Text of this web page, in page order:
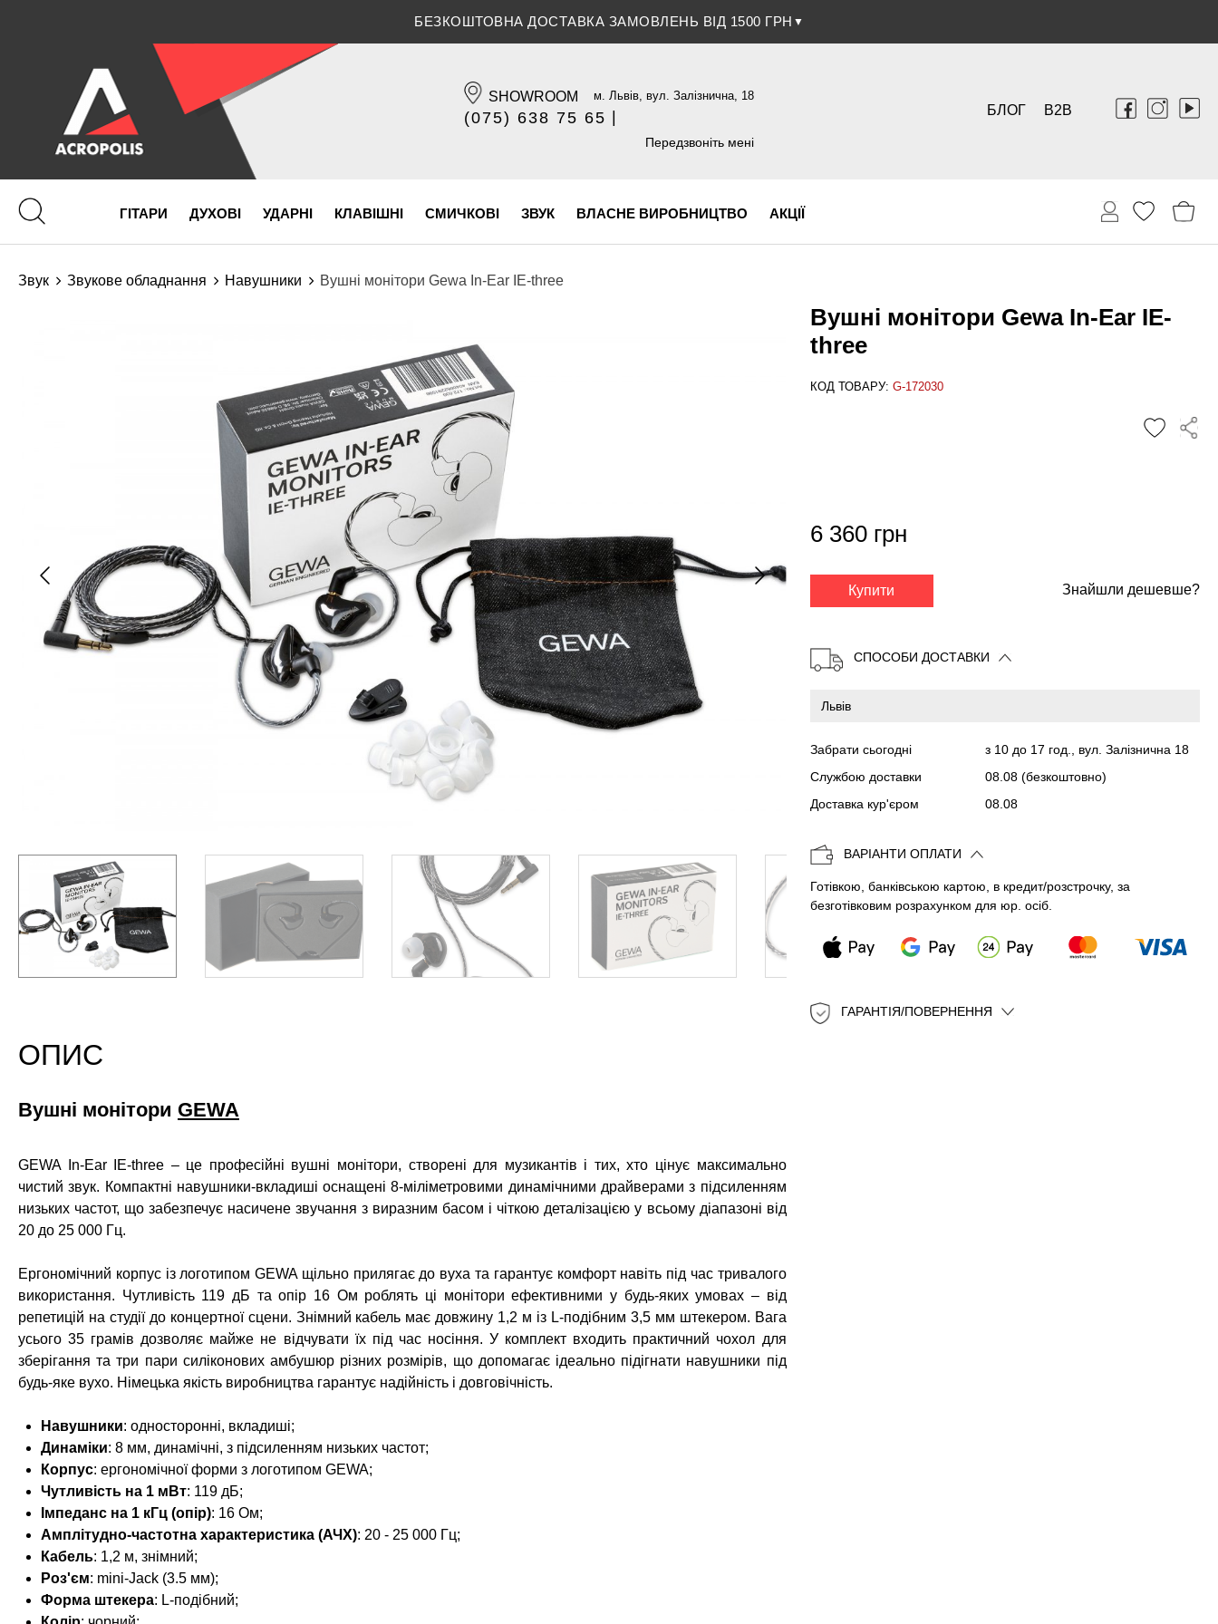
ЗНИЖКА 5% ПРИ ОПЛАТІ БАНКІВСЬКОЮ КАРТКОЮ▼
SHOWROOM м. Львів, вул. Залізнична, 18
(075) 638 75 65
(096) 609 84 32
Передзвоніть мені
B2B
БЛОГ
ГІТАРИ ДУХОВІ УДАРНІ КЛАВІШНІ СМИЧКОВІ ЗВУК ВЛАСНЕ ВИРОБНИЦТВО АКЦІЇ
Звук Звукове обладнання Навушники Вушні монітори Gewa In-Ear IE-three
Вушні монітори Gewa In-Ear IE-
three
КОД ТОВАРУ: G-172030
6 360 грн
Купити Знайшли дешевше?
СПОСОБИ ДОСТАВКИ
Забрати сьогодні
з 10 до 17 год., вул. Залізнична 18
Службою доставки
08.08 (безкоштовно)
Доставка кур'єром
08.08
ВАРІАНТИ ОПЛАТИ
Готівкою, банківською картою, в кредит/розстрочку, за
безготівковим розрахунком для юр. осіб.
ГАРАНТІЯ/ПОВЕРНЕННЯ
ОПИС
Вушні монітори GEWA
GEWA In-Ear IE-three – це професійні вушні монітори, створені для музикантів і тих, хто цінує максимально
чистий звук. Компактні навушники-вкладиші оснащені 8-міліметровими динамічними драйверами з підсиленням
низьких частот, що забезпечує насичене звучання з виразним басом і чіткою деталізацією у всьому діапазоні від
20 до 25 000 Гц.
Ергономічний корпус із логотипом GEWA щільно прилягає до вуха та гарантує комфорт навіть під час тривалого
використання. Чутливість 119 дБ та опір 16 Ом роблять ці монітори ефективними у будь-яких умовах – від
репетицій на студії до концертної сцени. Знімний кабель має довжину 1,2 м із L-подібним 3,5 мм штекером. Вага
усього 35 грамів дозволяє майже не відчувати їх під час носіння. У комплект входить практичний чохол для
зберігання та три пари силіконових амбушюр різних розмірів, що допомагає ідеально підігнати навушники під
будь-яке вухо. Німецька якість виробництва гарантує надійність і довговічність.
Навушники: односторонні, вкладиші;
Динаміки: 8 мм, динамічні, з підсиленням низьких частот;
Корпус: ергономічної форми з логотипом GEWA;
Чутливість на 1 мВт: 119 дБ;
Імпеданс на 1 кГц (опір): 16 Ом;
Амплітудно-частотна характеристика (АЧХ): 20 - 25 000 Гц;
Кабель: 1,2 м, знімний;
Роз'єм: mini-Jack (3.5 мм);
Форма штекера: L-подібний;